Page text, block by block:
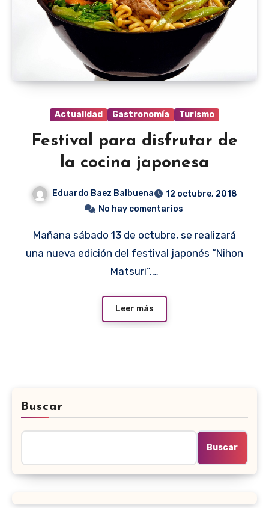
Actualidad Gastronomía Turismo
Festival para disfrutar de
la cocina japonesa
Eduardo Baez Balbuena
12 octubre, 2018
No hay comentarios
Mañana sábado 13 de octubre, se realizará
una nueva edición del festival japonés “Nihon
Matsuri”,…
Leer más
Buscar
Buscar